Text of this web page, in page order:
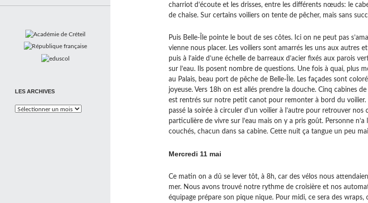
charriot d’écoute et les drisses, entre les différents nœuds: le
de chaise. Sur certains voiliers on tente de pêcher, mais sans
Puis Belle-Île pointe le bout de ses côtes. Ici on ne peut pas
vienne nous placer. Les voiliers sont amarrés les uns aux autres
puis à l’aide d’une échelle de barreaux d’acier fixés aux parois
sur l’eau. Ils posent nombre de questions. Une fois à quai, plus
au Palais, beau port de pêche de Belle-Île. Les façades sont
joyeuse. Vers 18h on est allés prendre la douche. Cinq cabines
est rentrés sur notre petit canot pour remonter à bord du voilier.
passé la soirée à circuler d’un voilier à l’autre pour retrouver
particulière de vivre sur l’eau mais on y a pris goût. Personne
couchés, chacun dans sa cabine. Cette nuit ça tangue un peu
Mercredi 11 mai
Ce matin on a dû se lever tôt, à 8h, car des vélos nous
mer. Nous avons trouvé notre rythme de croisière et nos
équipage prépare son pique nique. Pour midi, ce sera des
LES ARCHIVES
Les